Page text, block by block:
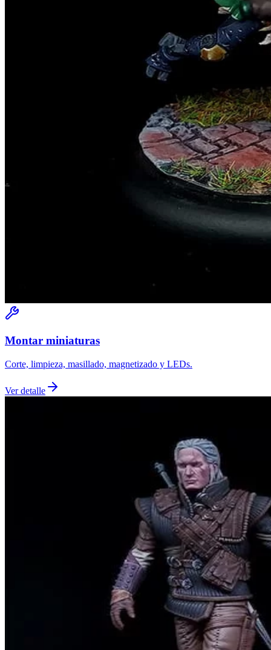
Montar miniaturas
Corte, limpieza, masillado, magnetizado y LEDs.
Ver detalle